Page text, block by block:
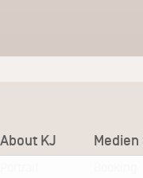
About KJ Medien